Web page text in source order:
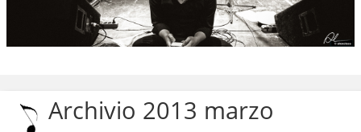
Salta
Archivio 2013 marzo